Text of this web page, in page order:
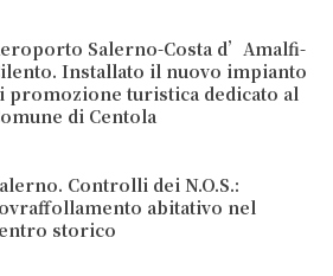
Salerno-Costa d’Amalfi-
Installato il nuovo impianto
promozione turistica dedicato al
di Centola
Controlli dei N.O.S.:
abitativo nel
storico